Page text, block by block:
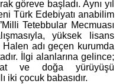
göreve başladı. Aynı yıl
Türk Edebiyatı anabilim
Tetebbular Mecmuası
yüksek lisans
Halen adı geçen kurumda
İlgi alanlarına gelince;
ve doğa yürüyüşü
iki çocuk babasıdır.